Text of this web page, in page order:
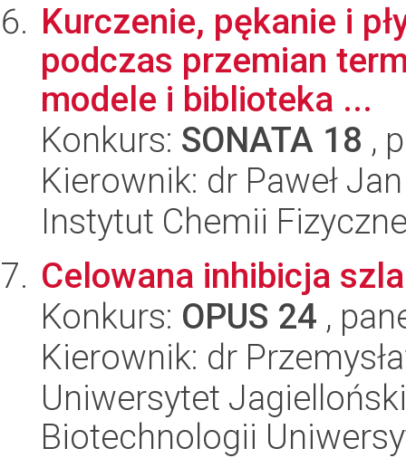
Kurczenie, pękanie i
podczas przemian
modele i biblioteka ...
Konkurs: SONATA 18 ,
Kierownik: dr Paweł
Instytut Chemii
Celowana inhibicja
Konkurs: OPUS 24 ,
Kierownik: dr
Uniwersytet
Biotechnologii